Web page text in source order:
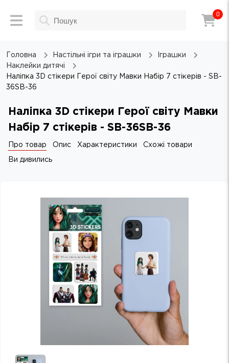
0
Головна Настільні ігри та іграшки
Іграшки
Наклейки дитячі
Наліпка 3D стікери Герої світу Мавки Набір 7 стікерів - SB-
36SB-36
Наліпка 3D стікери Герої світу Мавки
Набір 7 стікерів - SB-36SB-36
Про товар Опис Характеристики Схожі товари
Ви дивились